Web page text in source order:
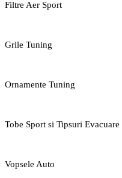
Filtre Aer Sport
Grile Tuning
Ornamente Tuning
Tobe Sport si Tipsuri Evacuare
Vopsele Auto